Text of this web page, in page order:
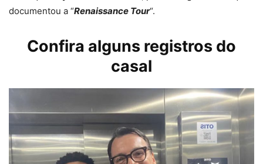
documentou a “Renaissance Tour“.
Confira alguns registros do
casal